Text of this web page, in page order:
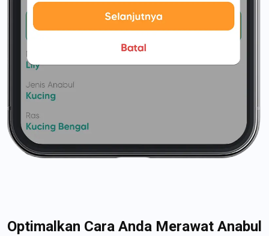
Optimalkan Cara Anda Merawat Anabul